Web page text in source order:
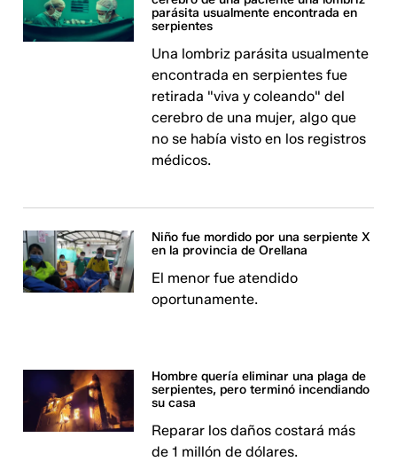
parásita usualmente encontrada en
serpientes
Una lombriz parásita usualmente
encontrada en serpientes fue
retirada "viva y coleando" del
cerebro de una mujer, algo que
no se había visto en los registros
médicos.
Niño fue mordido por una serpiente X
en la provincia de Orellana
El menor fue atendido
oportunamente.
Hombre quería eliminar una plaga de
serpientes, pero terminó incendiando
su casa
Reparar los daños costará más
de 1 millón de dólares.